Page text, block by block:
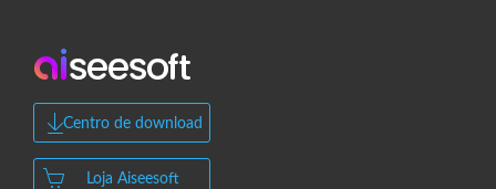
Centro de download
Loja Aiseesoft